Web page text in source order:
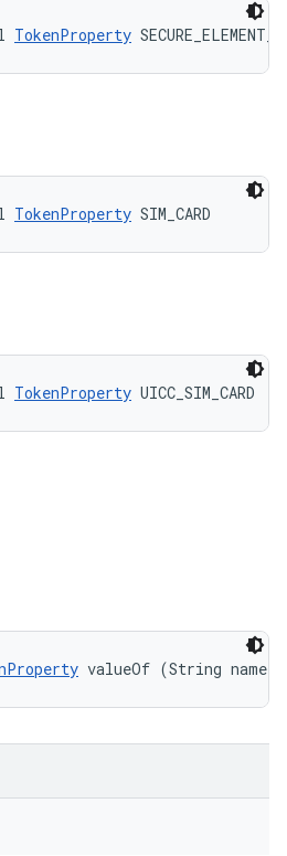
TokenProperty
TokenProperty SIM_CARD
TokenProperty UICC_SIM_CARD
valueOf (String name)